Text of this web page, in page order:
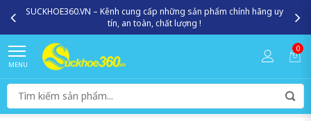
SUCKHOE360.VN – Kênh cung cấp những sản phẩm chính hãng uy
tín, an toàn, chất lượng !
MENU
0